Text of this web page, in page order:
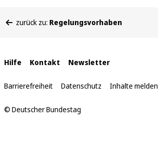
befinden
zurück zu: Regelungsvorhaben
Interne
Links
Hilfe Kontakt Newsletter
Barrierefreiheit Datenschutz Inhalte melden
© Deutscher Bundestag